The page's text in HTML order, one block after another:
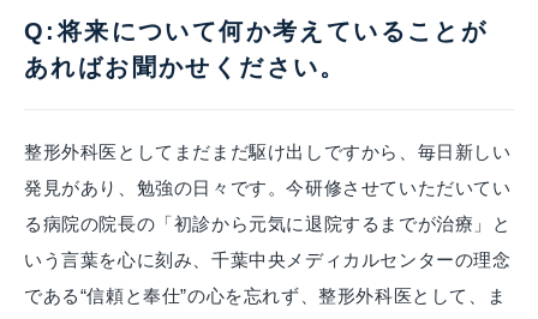
Q:将来について何か考えていることが
あればお聞かせください。
整形外科医としてまだまだ駆け出しですから、毎日新しい
発見があり、勉強の日々です。今研修させていただいてい
る病院の院長の「初診から元気に退院するまでが治療」と
いう言葉を心に刻み、千葉中央メディカルセンターの理念
である“信頼と奉仕”の心を忘れず、整形外科医として、ま